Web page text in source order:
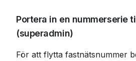
Portera in en nummerserie
(superadmin)
För att flytta fastnätsnummer